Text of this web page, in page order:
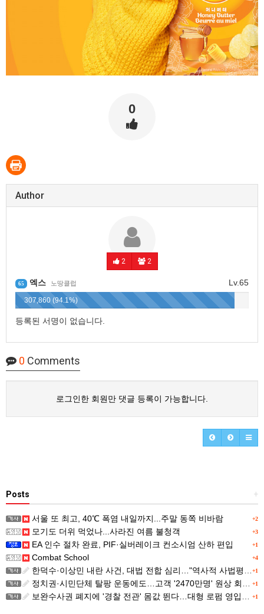
0
Author
2 2
Lv.65
65 엑스 노땅클럽
307,860 (94.1%)
등록된 서명이 없습니다.
0 Comments
로그인한 회원만 댓글 등록이 가능합니다.
+
Posts
+2
서울 또 최고, 40℃ 폭염 내일까지...주말 동쪽 비바람
+3
모기도 더위 먹었나...사라진 여름 불청객
+1
EA 인수 절차 완료, PIF·실버레이크 컨소시엄 산하 편입
+4
Combat School
+1
한덕수·이상민 내란 사건, 대법 전합 심리…"역사적 사법평가"(종합)
+1
정치권·시민단체 탈팡 운동에도…고객 '2470만명' 원상 회복, "고물가에 돌팡"
+1
보완수사권 폐지에 '경찰 전관' 몸값 뛴다…대형 로펌 영입전쟁